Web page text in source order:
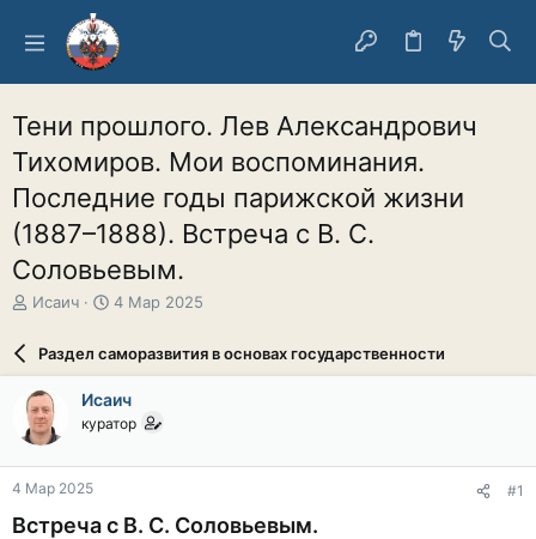
Тени прошлого. Лев Александрович
Тихомиров. Мои воспоминания.
Последние годы парижской жизни
(1887–1888). Встреча с В. С.
Соловьевым.
А
о
р
т
е
м
ы
Исаич
Д
а
а
ч
л
4 Мар 2025
Раздел саморазвития в основах государственности
Исаич
куратор
4 Мар 2025 #1
Встреча с В. С. Соловьевым.